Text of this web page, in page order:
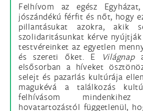
Felhívom az egész
jószándékú férfit és nőt, hogy
pillantásukat azokra, akik
szolidaritásunkat kérve
testvéreinket az egyetlen
és szereti őket. E
Világnap
elsősorban a híveket
selejt és pazarlás kultúrája
magukévá a találkozás
felhívásom
hovatartozástól függetlenül,